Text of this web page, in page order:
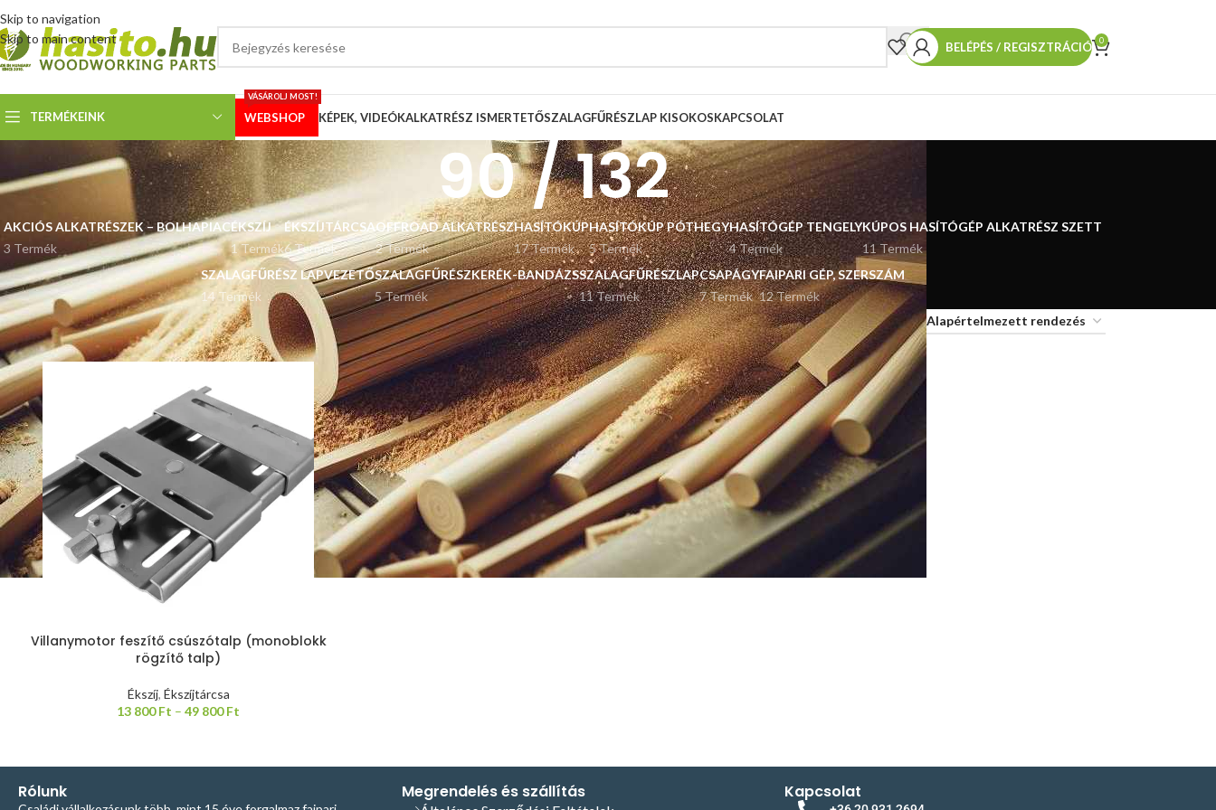
Skip to navigation
Skip to main content
BELÉPÉS / REGISZTRÁCIÓ 0
TERMÉKEINK WEBSHOP
VÁSÁROLJ MOST!
KÉPEK, VIDEÓKALKATRÉSZ ISMERTETŐSZALAGFŰRÉSZLAP KISOKOSKAPCSOLAT
90 / 132
AKCIÓS ALKATRÉSZEK – BOLHAPIAC
3 Termék
ÉKSZÍJ
1 Termék
ÉKSZÍJTÁRCSA
6 Termék
OFFROAD ALKATRÉSZ
2 Termék
HASÍTÓKÚP
17 Termék
HASÍTÓKÚP PÓTHEGY
5 Termék
HASÍTÓGÉP TENGELY
4 Termék
KÚPOS HASÍTÓGÉP ALKATRÉSZ SZETT
11 Termék
SZALAGFŰRÉSZ LAPVEZETŐ
14 Termék
SZALAGFŰRÉSZKERÉK-BANDÁZS
5 Termék
SZALAGFŰRÉSZLAP
11 Termék
CSAPÁGY
7 Termék
FAIPARI GÉP, SZERSZÁM
12 Termék
Kezdőlap Villanymotor méret termék 90 / 132 Listázás 9 12 18
Villanymotor feszítő csúszótalp (monoblokk
rögzítő talp)
Ékszíj, Ékszíjtárcsa
13 800Ft – 49 800Ft
Rólunk Megrendelés és szállítás Kapcsolat